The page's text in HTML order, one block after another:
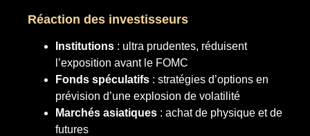
Réaction des investisseurs
Institutions : ultra prudentes, réduisent
l’exposition avant le FOMC
Fonds spéculatifs : stratégies d’options en
prévision d’une explosion de volatilité
Marchés asiatiques : achat de physique et de
futures